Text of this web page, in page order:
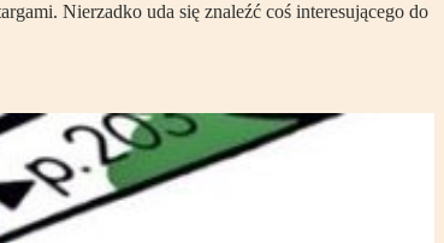
Nierzadko uda się znaleźć coś interesującego do